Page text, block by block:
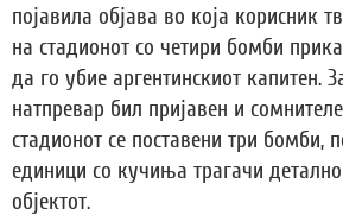
појавила објава во која корисник
на стадионот со четири бомби
да го убие аргентинскиот капитен.
натпревар бил пријавен и
стадионот се поставени три бомби,
единици со кучиња трагачи
објектот.